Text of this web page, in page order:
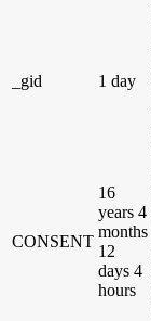
_gid 1 day
CONSENT
16
years 4
months
12
days 4
hours